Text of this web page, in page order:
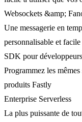
Websockets &amp;
Une messagerie en
personnalisable et
SDK pour développeurs
Programmez les
produits Fastly
Enterprise Serverless
La plus puissante de